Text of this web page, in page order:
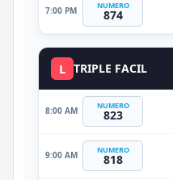
7:00 PM NUMERO
874
L TRIPLE FACIL
8:00 AM NUMERO
823
9:00 AM NUMERO
818